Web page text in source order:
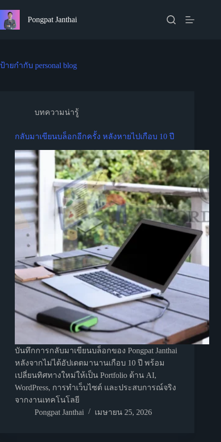
to
content
Pongpat Janthai
ป้ายกำกับ personal blog
บทความน่ารู้
กลับมาเขียนบล็อกอีกครั้ง หลังหายไปเกือบ 10 ปี
บันทึกการกลับมาเขียนบล็อกของ Pongpat Janthai
หลังจากไม่ได้อัปเดตมานานเกือบ 10 ปี พร้อม
เปลี่ยนทิศทางใหม่ให้เป็น Portfolio ด้าน AI,
WordPress, การทำเว็บไซต์ และประสบการณ์จริง
จากงานเทคโนโลยี
Pongpat Janthai
เมษายน 25, 2026